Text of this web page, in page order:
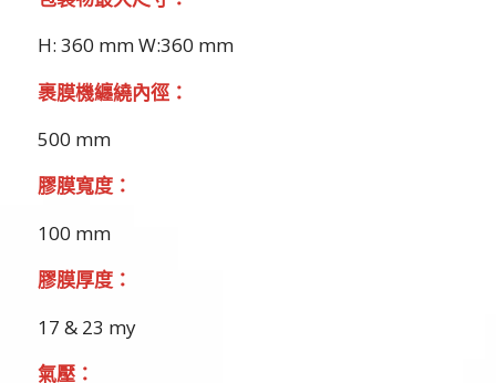
H: 360 mm W:360 mm
裹膜機纏繞內徑：
500 mm
膠膜寬度：
100 mm
膠膜厚度：
17 & 23 my
氣壓：